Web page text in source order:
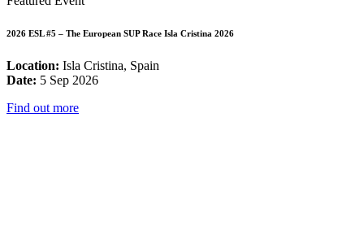
2026 ESL #5 – The European SUP Race Isla Cristina 2026
Location: Isla Cristina, Spain
Date: 5 Sep 2026
Find out more